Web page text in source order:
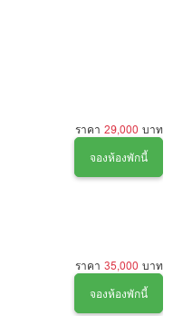
ราคา 29,000 บาท
จองห้องพักนี้
ราคา 35,000 บาท
จองห้องพักนี้